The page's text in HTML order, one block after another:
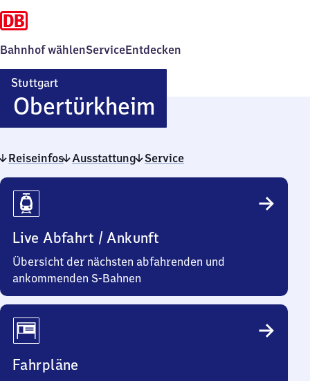
Bahnhof wählenServiceEntdecken
Stuttgart
ObertürkheimStuttgart-
Obertürkheim
Reiseinfos Ausstattung Service
Reiseinfos
Live Abfahrt / Ankunft
Übersicht der nächsten abfahrenden und
ankommenden S-Bahnen
Fahrpläne